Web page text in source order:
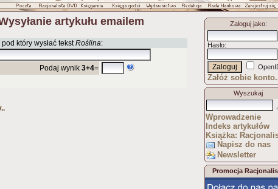
artykułu emailem
który wysłać tekstRoślina:
Podaj wynik 3+4=
Zaloguj jako:
Hasło:
Załóż sobie
Wyszukaj
Wprowadzenie
Indeks artykułów
Książka:
Napisz do nas
Newsletter
Promocja